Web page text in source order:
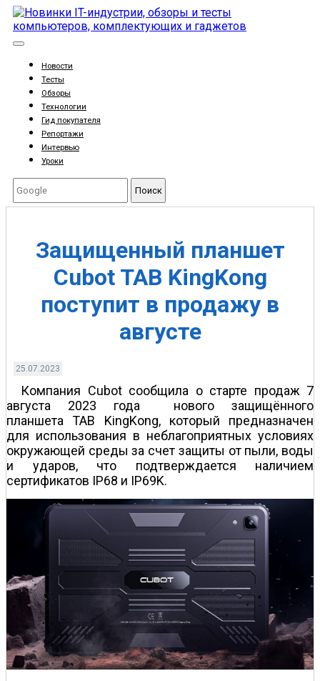
Новости
Тесты
Обзоры
Технологии
Гид покупателя
Репортажи
Интервью
Уроки
Поиск
Защищенный планшет
Cubot TAB KingKong
поступит в продажу в
августе
25.07.2023
Компания Cubot сообщила о старте продаж 7
августа 2023 года нового защищённого
планшета TAB KingKong, который предназначен
для использования в неблагоприятных условиях
окружающей среды за счет защиты от пыли, воды
и ударов, что подтверждается наличием
сертификатов IP68 и IP69K.